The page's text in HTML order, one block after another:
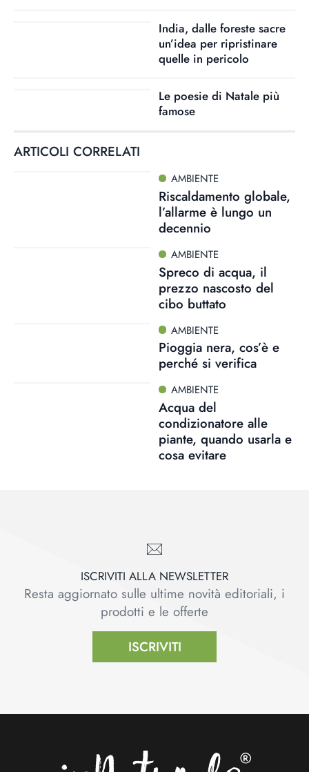
India, dalle foreste sacre
un’idea per ripristinare
quelle in pericolo
Le poesie di Natale più
famose
ARTICOLI CORRELATI
AMBIENTE
Riscaldamento globale,
l’allarme è lungo un
decennio
AMBIENTE
Spreco di acqua, il
prezzo nascosto del
cibo buttato
AMBIENTE
Pioggia nera, cos’è e
perché si verifica
AMBIENTE
Acqua del
condizionatore alle
piante, quando usarla e
cosa evitare
ISCRIVITI ALLA NEWSLETTER
Resta aggiornato sulle ultime novità editoriali, i
prodotti e le offerte
ISCRIVITI